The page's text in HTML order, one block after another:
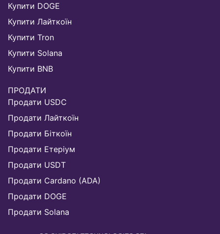
Купити DOGE
Купити Лайткоїн
Купити Tron
Купити Solana
Купити BNB
ПРОДАТИ
Продати USDC
Продати Лайткоїн
Продати Біткоїн
Продати Етеріум
Продати USDT
Продати Cardano (ADA)
Продати DOGE
Продати Solana